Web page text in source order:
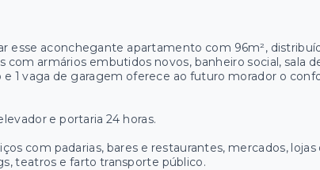
esse aconchegante apartamento com 96m²,
com armários embutidos novos, banheiro social, sala
e 1 vaga de garagem oferece ao futuro morador o
e portaria 24 horas.
com padarias, bares e restaurantes, mercados, lojas
teatros e farto transporte público.